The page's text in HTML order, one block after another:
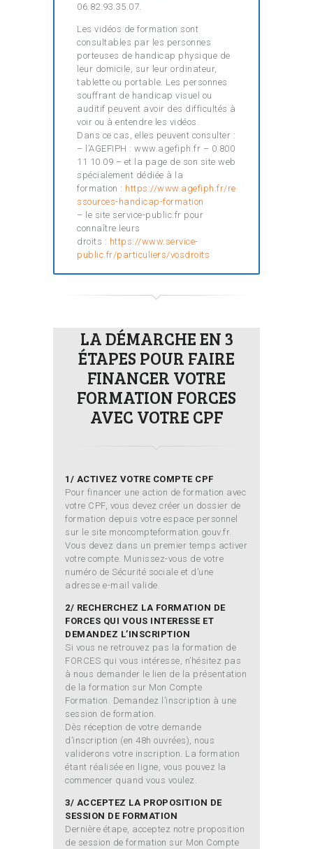
06.82.93.35.07.
Les vidéos de formation sont
consultables par les personnes
porteuses de handicap physique de
leur domicile, sur leur ordinateur,
tablette ou portable. Les personnes
souffrant de handicap visuel ou
auditif peuvent avoir des difficultés à
voir ou à entendre les vidéos.
Dans ce cas, elles peuvent consulter :
– l’AGEFIPH : www.agefiph.fr – 0 800
11 10 09 – et la page de son site web
spécialement dédiée à la
formation : https://www.agefiph.fr/re
ssources-handicap-formation
– le site service-public.fr pour
connaître leurs
droits : https://www.service-
public.fr/particuliers/vosdroits
LA DÉMARCHE EN 3
ÉTAPES POUR FAIRE
FINANCER VOTRE
FORMATION FORCES
AVEC VOTRE CPF
1/ ACTIVEZ VOTRE COMPTE CPF
Pour financer une action de formation avec
votre CPF, vous devez créer un dossier de
formation depuis votre espace personnel
sur le site moncompteformation.gouv.fr.
Vous devez dans un premier temps activer
votre compte. Munissez-vous de votre
numéro de Sécurité sociale et d’une
adresse e-mail valide.
2/ RECHERCHEZ LA FORMATION DE
FORCES QUI VOUS INTERESSE ET
DEMANDEZ L’INSCRIPTION
Si vous ne retrouvez pas la formation de
FORCES qui vous intéresse, n’hésitez pas
à nous demander le lien de la présentation
de la formation sur Mon Compte
Formation. Demandez l’inscription à une
session de formation.
Dès réception de votre demande
d’inscription (en 48h ouvrées), nous
validerons votre inscription. La formation
étant réalisée en ligne, vous pouvez la
commencer quand vous voulez.
3/ ACCEPTEZ LA PROPOSITION DE
SESSION DE FORMATION
Dernière étape, acceptez notre proposition
de session de formation sur Mon Compte